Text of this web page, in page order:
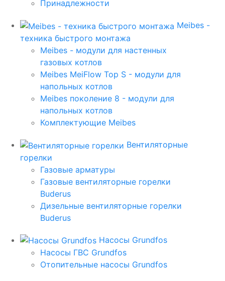
Принадлежности
Meibes -
техника быстрого монтажа
Meibes - модули для настенных
газовых котлов
Meibes MeiFlow Top S - модули для
напольных котлов
Meibes поколение 8 - модули для
напольных котлов
Комплектующие Meibes
Вентиляторные
горелки
Газовые арматуры
Газовые вентиляторные горелки
Buderus
Дизельные вентиляторные горелки
Buderus
Насосы Grundfos
Насосы ГВС Grundfos
Отопительные насосы Grundfos